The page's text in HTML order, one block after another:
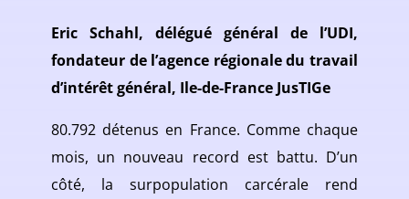
Eric Schahl, délégué général de l’UDI,
fondateur de l’agence régionale du travail
d’intérêt général, Ile-de-France JusTIGe
80.792 détenus en France. Comme chaque
mois, un nouveau record est battu. D’un
côté, la surpopulation carcérale rend